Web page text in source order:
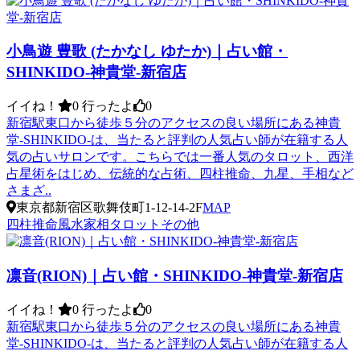
小鳥遊 豊歌 (たかなし ゆたか)｜占い館・
SHINKIDO-神貴堂-新宿店
イイね！ 0 行ったよ
0
新宿駅東口から徒歩５分のアクセスの良い場所にある神貴
堂-SHINKIDO-は、当たると評判の人気占い師が在籍する人
気の占いサロンです。こちらでは一番人気のタロット、西洋
占星術をはじめ、伝統的な占術、四柱推命、九星、手相など
さまざ..
東京都新宿区歌舞伎町1-12-14-2FMAP
四柱推命風水家相タロット その他
凛音(RION)｜占い館・SHINKIDO-神貴堂-新宿店
イイね！ 0 行ったよ
0
新宿駅東口から徒歩５分のアクセスの良い場所にある神貴
堂-SHINKIDO-は、当たると評判の人気占い師が在籍する人